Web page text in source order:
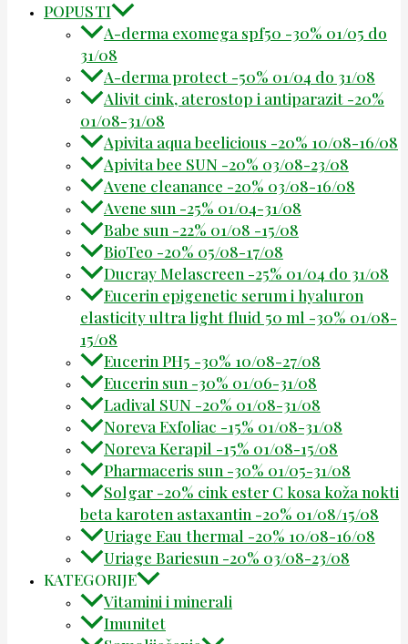
POPUSTI
A-derma exomega spf50 -30% 01/05 do
31/08
A-derma protect -50% 01/04 do 31/08
Alivit cink, aterostop i antiparazit -20%
01/08-31/08
Apivita aqua beelicious -20% 10/08-16/08
Apivita bee SUN -20% 03/08-23/08
Avene cleanance -20% 03/08-16/08
Avene sun -25% 01/04-31/08
Babe sun -22% 01/08 -15/08
BioTeo -20% 05/08-17/08
Ducray Melascreen -25% 01/04 do 31/08
Eucerin epigenetic serum i hyaluron
elasticity ultra light fluid 50 ml -30% 01/08-
15/08
Eucerin PH5 -30% 10/08-27/08
Eucerin sun -30% 01/06-31/08
Ladival SUN -20% 01/08-31/08
Noreva Exfoliac -15% 01/08-31/08
Noreva Kerapil -15% 01/08-15/08
Pharmaceris sun -30% 01/05-31/08
Solgar -20% cink ester C kosa koža nokti
beta karoten astaxantin -20% 01/08/15/08
Uriage Eau thermal -20% 10/08-16/08
Uriage Bariesun -20% 03/08-23/08
KATEGORIJE
Vitamini i minerali
Imunitet